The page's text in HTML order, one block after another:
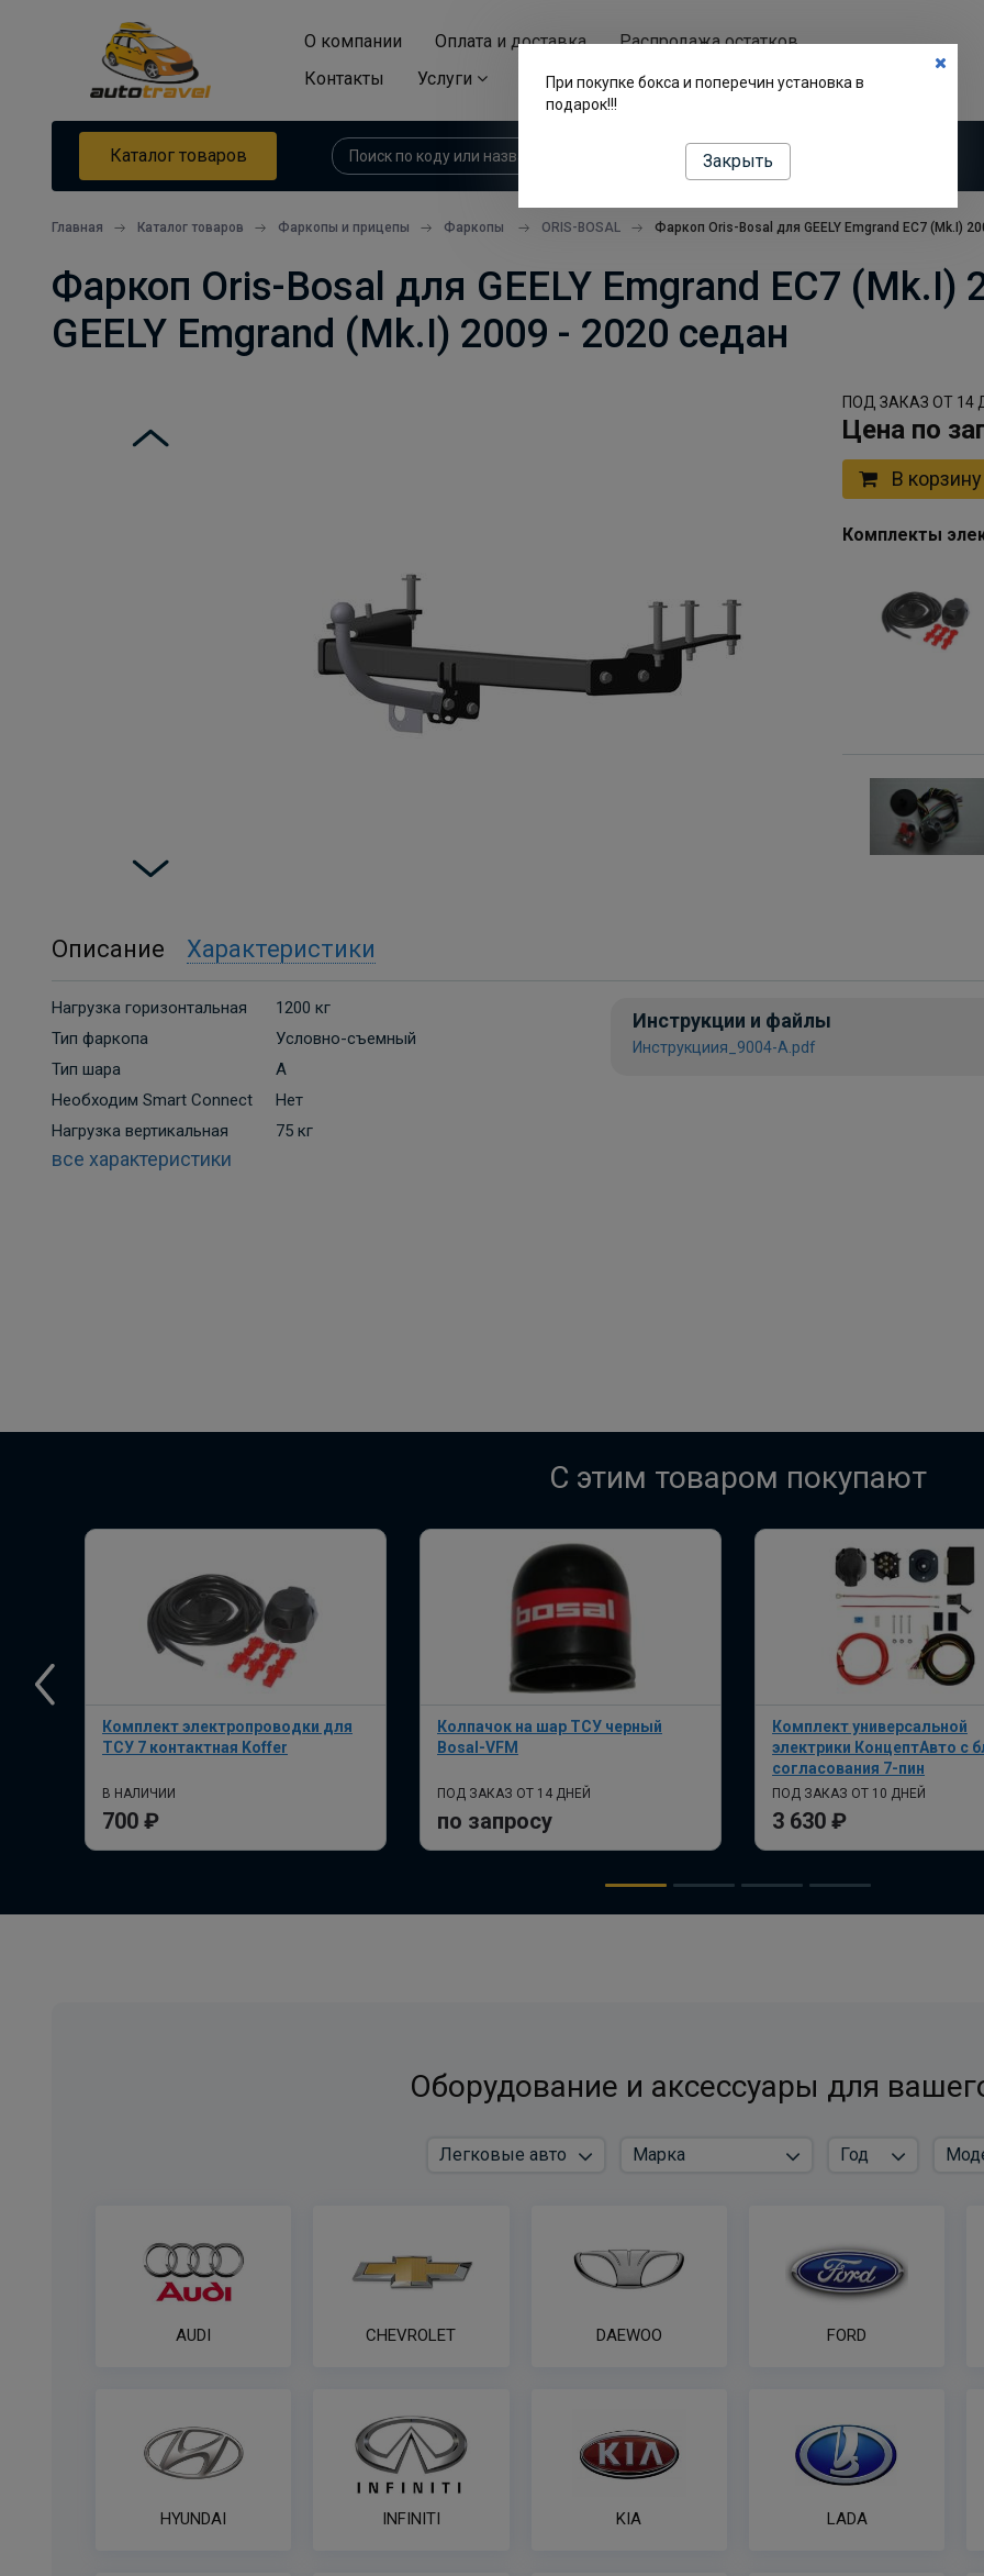
О компании Оплата и доставка
Распродажа остатков
Контакты
Услуги Аренда автобоксов
Каталог товаров
Главная Каталог товаров Фаркопы и прицепы Фаркопы ORIS-BOSAL Фаркоп Oris-Bosal для GEELY Emgrand EC7 (Mk.I)
Фаркоп Oris-Bosal для GEELY Emgrand EC7 (Mk.I)
GEELY Emgrand (Mk.I) 2009 - 2020 седан
ПОД ЗАКАЗ ОТ 14
Цена по
В корзину
Комплекты
Описание Характеристики
Нагрузка горизонтальная
1200 кг
Тип фаркопа
Условно-съемный
Тип шара
A
Необходим Smart Connect
Нет
Нагрузка вертикальная
75 кг
все характеристики
Инструкции и файлы
Инструкциия_9004-A.pdf
C этим товаром покупают
Комплект электропроводки для
ТСУ 7 контактная Koffer
В НАЛИЧИИ
700 ₽
Колпачок на шар ТСУ черный
Bosal-VFM
ПОД ЗАКАЗ ОТ 14 ДНЕЙ
по запросу
Комплект универсальной
электрики КонцептАвто с
согласования 7-пин
ПОД ЗАКАЗ ОТ 10 ДНЕЙ
3 630 ₽
Оборудование и аксессуары для
AUDI CHEVROLET DAEWOO FORD
HYUNDAI INFINITI KIA LADA
При покупке бокса и поперечин установка в
подарок!!!
Закрыть